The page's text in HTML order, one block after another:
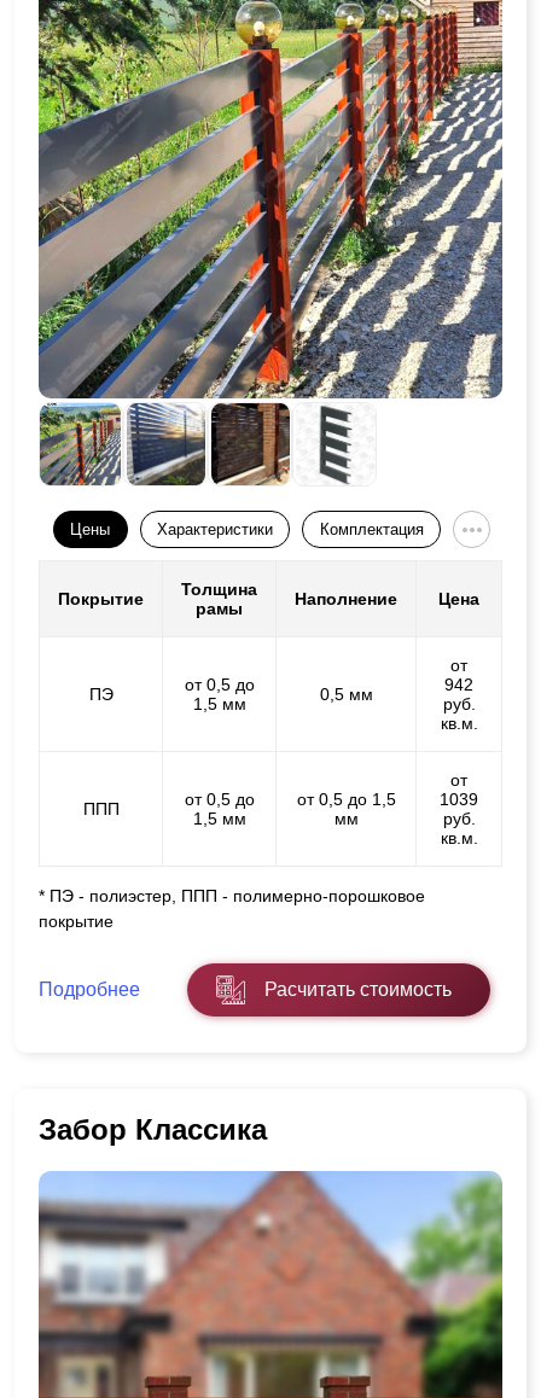
Цены Характеристики Комплектация
Покрытие
Толщина
рамы
Наполнение Цена
ПЭ
от 0,5 до
1,5 мм
0,5 мм
от
942
руб.
кв.м.
ППП
от 0,5 до
1,5 мм
от 0,5 до 1,5
мм
от
1039
руб.
кв.м.
* ПЭ - полиэстер, ППП - полимерно-порошковое
покрытие
Подробнее Расчитать стоимость
Забор Классика